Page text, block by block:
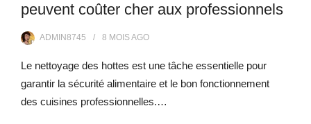
peuvent coûter cher aux professionnels
ADMIN8745 8 MOISAGO
Le nettoyage des hottes est une tâche essentielle pour
garantir la sécurité alimentaire et le bon fonctionnement
des cuisines professionnelles.…